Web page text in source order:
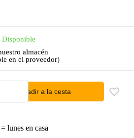
Disponible
almacén
en el proveedor)
añadir a la cesta
lunes en casa